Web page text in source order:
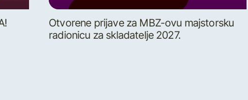
Otvorene prijave za MBZ-ovu majstorsku
radionicu za skladatelje 2027.